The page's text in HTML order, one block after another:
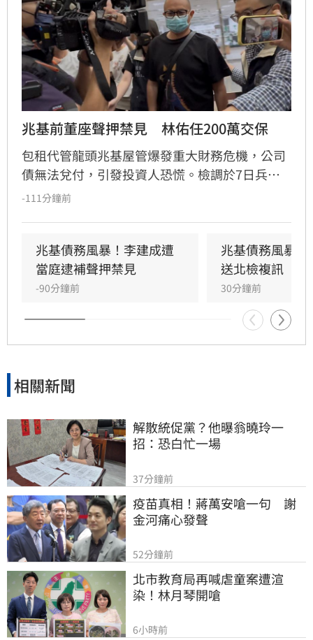
兆基前董座聲押禁見　林佑任200萬交保
包租代管龍頭兆基屋管爆發重大財務危機，公司
債無法兌付，引發投資人恐慌。檢調於7日兵分
多路搜索，約談前董事長李建成及共同創辦人林
私用及支付前妻開銷，涉犯侵占與背信罪，檢方
複訊後將其當庭逮捕並聲押禁見。林佑任則以
200萬元交保。此外，宏碁集團因發現兆基內部
管理缺失，宣布法人代表李文詳辭去兆基董事長
職務。
-111分鐘前
兆基債務風暴！李建成遭
當庭逮補聲押禁見
-90分鐘前
兆基債務風暴
送北檢複訊
30分鐘前
相關新聞
解散統促黨？他曝翁曉玲一
招：恐白忙一場
37分鐘前
疫苗真相！蔣萬安嗆一句　謝
金河痛心發聲
52分鐘前
北市教育局再喊虐童案遭渲
染！林月琴開嗆
6小時前